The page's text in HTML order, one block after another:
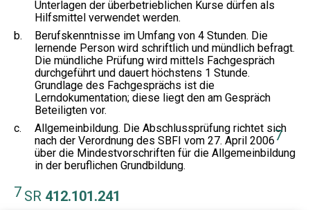
Unterlagen der überbetrieblichen Kurse dürfen als
Hilfsmittel verwendet werden.
b.
Berufskenntnisse im Umfang von 4 Stunden. Die
lernende Person wird schriftlich und mündlich befragt.
Die mündliche Prüfung wird mittels Fachgespräch
durchgeführt und dauert höchstens 1 Stunde.
Grundlage des Fachgesprächs ist die
Lerndokumentation; diese liegt den am Gespräch
Beteiligten vor.
c.
Allgemeinbildung. Die Abschlussprüfung richtet sich
nach der Verordnung des SBFI vom 27. April 20067
über die Mindestvorschriften für die Allgemeinbildung
in der beruflichen Grundbildung.
7 SR 412.101.241